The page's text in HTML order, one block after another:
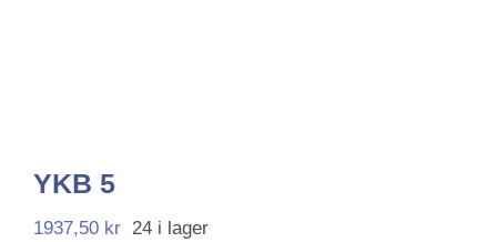
YKB 5
1937,50 kr 24 i lager